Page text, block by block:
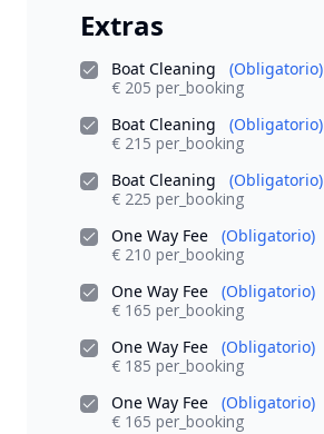
Extras
Boat Cleaning
(Obligatorio)
€ 205 per_booking
Boat Cleaning
(Obligatorio)
€ 215 per_booking
Boat Cleaning
(Obligatorio)
€ 225 per_booking
One Way Fee
(Obligatorio)
€ 210 per_booking
One Way Fee
(Obligatorio)
€ 165 per_booking
One Way Fee
(Obligatorio)
€ 185 per_booking
One Way Fee
(Obligatorio)
€ 165 per_booking